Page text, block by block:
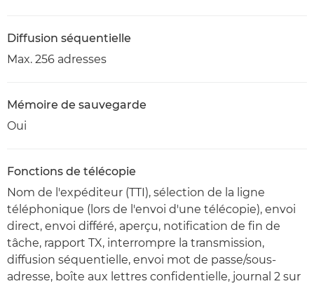
Diffusion séquentielle
Max. 256 adresses
Mémoire de sauvegarde
Oui
Fonctions de télécopie
Nom de l'expéditeur (TTI), sélection de la ligne
téléphonique (lors de l'envoi d'une télécopie), envoi
direct, envoi différé, aperçu, notification de fin de
tâche, rapport TX, interrompre la transmission,
diffusion séquentielle, envoi mot de passe/sous-
adresse, boîte aux lettres confidentielle, journal 2 sur